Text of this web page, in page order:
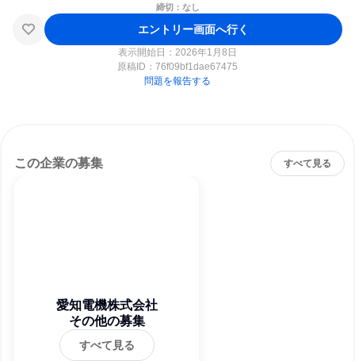
締切：なし
エントリー画面へ行く
表示開始日：2026年1月8日
原稿ID： 76f09bf1dae67475
問題を報告する
この企業の募集 すべて見る
愛知電機株式会社
その他の募集
すべて見る